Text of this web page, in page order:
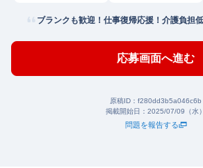
ブランクも歓迎！仕事復帰応援！介護負担
応募画面へ進む
原稿ID： f280dd3b5a046c6b
掲載開始日： 2025/07/09（水）
問題を報告する